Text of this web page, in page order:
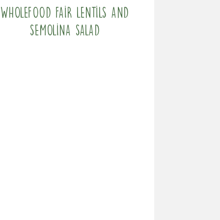
Wholefood fair lentils and
semolina salad